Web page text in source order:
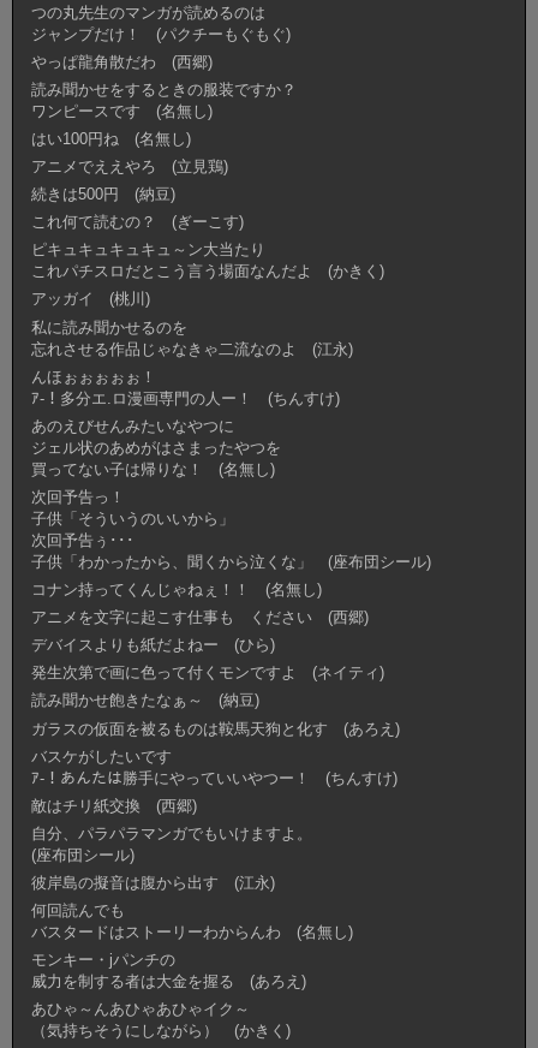
つの丸先生のマンガが読めるのは
ジャンプだけ！ (パクチーもぐもぐ)
やっぱ龍角散だわ (西郷)
読み聞かせをするときの服装ですか？
ワンピースです (名無し)
はい100円ね (名無し)
アニメでええやろ (立見鶏)
続きは500円 (納豆)
これ何て読むの？ (ぎーこす)
ピキュキュキュキュ～ン大当たり
これパチスロだとこう言う場面なんだよ (かきく)
アッガイ (桃川)
私に読み聞かせるのを
忘れさせる作品じゃなきゃ二流なのよ (江永)
んほぉぉぉぉぉ！
ｱ-！多分エ.ロ漫画専門の人ー！ (ちんすけ)
あのえびせんみたいなやつに
ジェル状のあめがはさまったやつを
買ってない子は帰りな！ (名無し)
次回予告っ！
子供「そういうのいいから」
次回予告ぅ･･･
子供「わかったから、聞くから泣くな」 (座布団シール)
コナン持ってくんじゃねぇ！！ (名無し)
アニメを文字に起こす仕事も ください (西郷)
デバイスよりも紙だよねー (ひら)
発生次第で画に色って付くモンですよ (ネイティ)
読み聞かせ飽きたなぁ～ (納豆)
ガラスの仮面を被るものは鞍馬天狗と化す (あろえ)
バスケがしたいです
ｱ-！あんたは勝手にやっていいやつー！ (ちんすけ)
敵はチリ紙交換 (西郷)
自分、パラパラマンガでもいけますよ。
(座布団シール)
彼岸島の擬音は腹から出す (江永)
何回読んでも
バスタードはストーリーわからんわ (名無し)
モンキー・jパンチの
威力を制する者は大金を握る (あろえ)
あひゃ～んあひゃあひゃイク～
（気持ちそうにしながら） (かきく)